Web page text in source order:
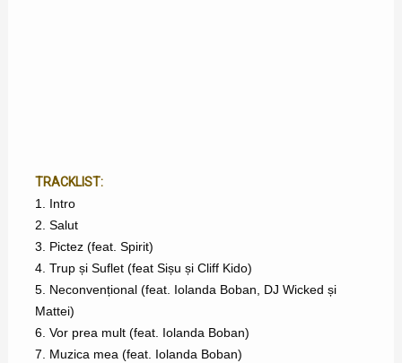
TRACKLIST:
1. Intro
2. Salut
3. Pictez (feat. Spirit)
4. Trup și Suflet (feat Sișu și Cliff Kido)
5. Neconvențional (feat. Iolanda Boban, DJ Wicked și
Mattei)
6. Vor prea mult (feat. Iolanda Boban)
7. Muzica mea (feat. Iolanda Boban)